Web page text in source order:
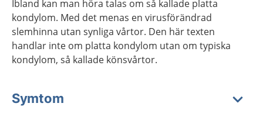
Ibland kan man höra talas om så kallade platta
kondylom. Med det menas en virusförändrad
slemhinna utan synliga vårtor. Den här texten
handlar inte om platta kondylom utan om typiska
kondylom, så kallade könsvårtor.
Symtom